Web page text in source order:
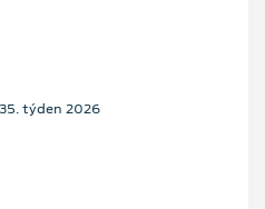
týden 2026